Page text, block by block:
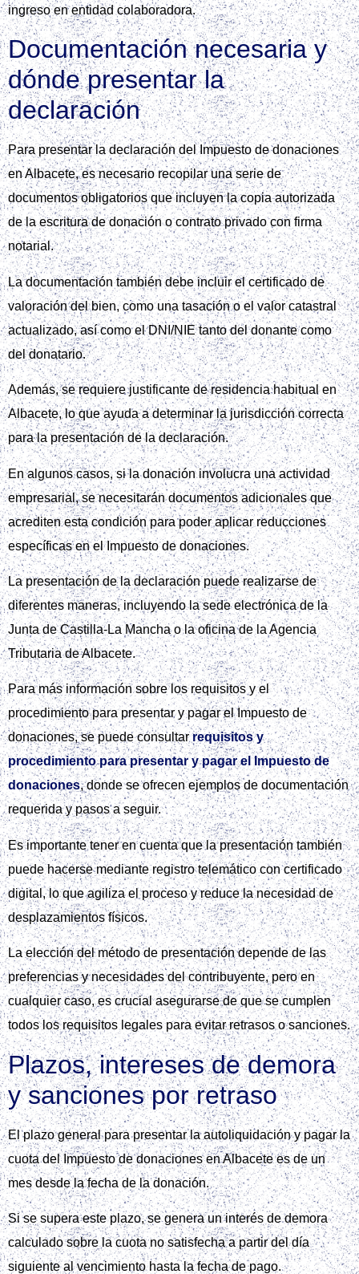
ingreso en entidad colaboradora.
Documentación necesaria y
dónde presentar la
declaración
Para presentar la declaración del Impuesto de donaciones
en Albacete, es necesario recopilar una serie de
documentos obligatorios que incluyen la copia autorizada
de la escritura de donación o contrato privado con firma
notarial.
La documentación también debe incluir el certificado de
valoración del bien, como una tasación o el valor catastral
actualizado, así como el DNI/NIE tanto del donante como
del donatario.
Además, se requiere justificante de residencia habitual en
Albacete, lo que ayuda a determinar la jurisdicción correcta
para la presentación de la declaración.
En algunos casos, si la donación involucra una actividad
empresarial, se necesitarán documentos adicionales que
acrediten esta condición para poder aplicar reducciones
específicas en el Impuesto de donaciones.
La presentación de la declaración puede realizarse de
diferentes maneras, incluyendo la sede electrónica de la
Junta de Castilla‑La Mancha o la oficina de la Agencia
Tributaria de Albacete.
Para más información sobre los requisitos y el
procedimiento para presentar y pagar el Impuesto de
donaciones, se puede consultarrequisitos y
procedimiento para presentar y pagar el Impuesto de
donaciones, donde se ofrecen ejemplos de documentación
requerida y pasos a seguir.
Es importante tener en cuenta que la presentación también
puede hacerse mediante registro telemático con certificado
digital, lo que agiliza el proceso y reduce la necesidad de
desplazamientos físicos.
La elección del método de presentación depende de las
preferencias y necesidades del contribuyente, pero en
cualquier caso, es crucial asegurarse de que se cumplen
todos los requisitos legales para evitar retrasos o sanciones.
Plazos, intereses de demora
y sanciones por retraso
El plazo general para presentar la autoliquidación y pagar la
cuota del Impuesto de donaciones en Albacete es de un
mes desde la fecha de la donación.
Si se supera este plazo, se genera un interés de demora
calculado sobre la cuota no satisfecha a partir del día
siguiente al vencimiento hasta la fecha de pago.